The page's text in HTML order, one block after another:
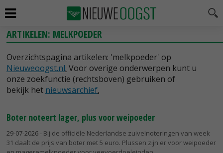
ARTIKELEN: MELKPOEDER
Overzichtspagina artikelen: 'melkpoeder' op
Nieuweoogst.nl. Voor overige onderwerpen kunt u
onze zoekfunctie (rechtsboven) gebruiken of
bekijk het nieuwsarchief.
Boter noteert lager, plus voor weipoeder
29-07-2026- Bij de officiële Nederlandse zuivelnoteringen van week
31 daalt de prijs van boter met 5 euro. Plussen zijn er voor weipoeder